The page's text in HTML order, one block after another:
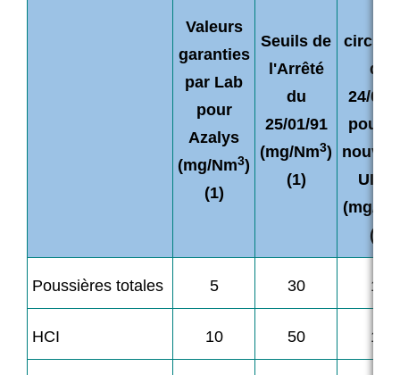
Valeurs
garanties
par Lab
pour
Azalys
(mg/Nm3)
(1)
Seuils de
l'Arrêté
du
25/01/91
(mg/Nm3)
(1)
du
24/02/
pour
UIOM
(mg/
(1)
Poussières totales 5 30 10
HCI 10 50 10